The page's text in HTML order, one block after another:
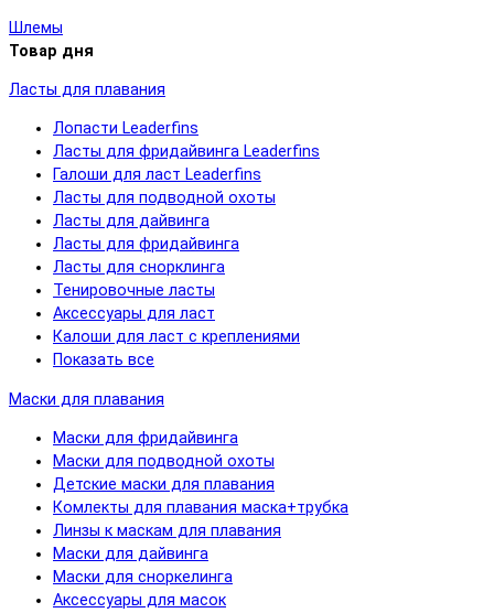
Шлемы
Товар дня
Ласты для плавания
Лопасти Leaderfins
Ласты для фридайвинга Leaderfins
Галоши для ласт Leaderfins
Ласты для подводной охоты
Ласты для дайвинга
Ласты для фридайвинга
Ласты для снорклинга
Тенировочные ласты
Аксессуары для ласт
Калоши для ласт с креплениями
Показать все
Маски для плавания
Маски для фридайвинга
Маски для подводной охоты
Детские маски для плавания
Комлекты для плавания маска+трубка
Линзы к маскам для плавания
Маски для дайвинга
Маски для сноркелинга
Аксессуары для масок